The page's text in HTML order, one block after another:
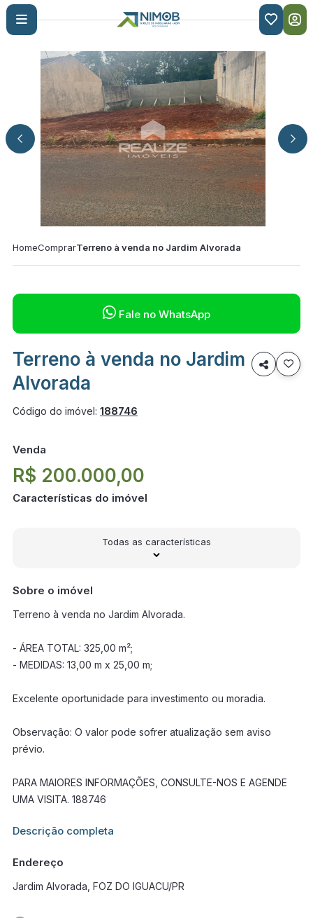

HomeComprarTerreno à venda no Jardim Alvorada
 Fale no WhatsApp
Terreno à venda no Jardim
Alvorada

Código do imóvel: 188746
Venda
R$ 200.000,00
Características do imóvel
Todas as características
Sobre o imóvel
Terreno à venda no Jardim Alvorada.
- ÁREA TOTAL: 325,00 m²;
- MEDIDAS: 13,00 m x 25,00 m;
Excelente oportunidade para investimento ou moradia.
Observação: O valor pode sofrer atualização sem aviso
prévio.
PARA MAIORES INFORMAÇÕES, CONSULTE-NOS E AGENDE
UMA VISITA. 188746
Informações adicionais sobre este imóvel estarão disponíveis
Descrição completa
Endereço
Jardim Alvorada, FOZ DO IGUACU/PR